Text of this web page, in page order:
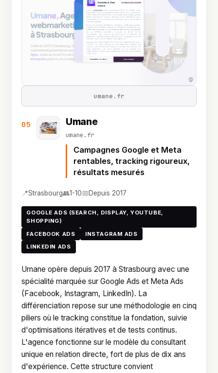
05 Umane
umane.fr
Campagnes Google et Meta
rentables, tracking rigoureux,
résultats mesurés
📍Strasbourg👥1-10📅Depuis 2017
GOOGLE ADS (SEARCH, DISPLAY, YOUTUBE,
SHOPPING)
FACEBOOK ADS
INSTAGRAM ADS
LINKEDIN ADS
Umane opère depuis 2017 à Strasbourg avec une
spécialité marquée sur Google Ads et Meta Ads
(Facebook, Instagram, LinkedIn). La
différenciation repose sur une méthodologie en cinq
piliers où le tracking constitue la fondation, suivie
d'optimisations itératives et de tests continus.
L'agence fonctionne sur le modèle du consultant
unique en relation directe, fort de plus de dix ans
d'expérience. Cette structure convient
umane.fr